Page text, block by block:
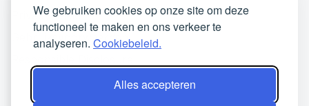
We gebruiken cookies op onze site om deze
functioneel te maken en ons verkeer te
analyseren. Cookiebeleid.
Alles accepteren
Privacybeleid
Gebruiksvoorwaarden